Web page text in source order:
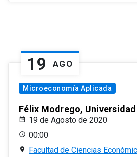
19 AGO
Microeconomía Aplicada
Félix Modrego,
19 de Agosto de 2020
00:00
Facultad de Ciencias